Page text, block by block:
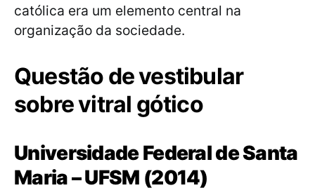
católica era um elemento central na
organização da sociedade.
Questão de vestibular
sobre vitral gótico
Universidade Federal de Santa
Maria – UFSM (2014)